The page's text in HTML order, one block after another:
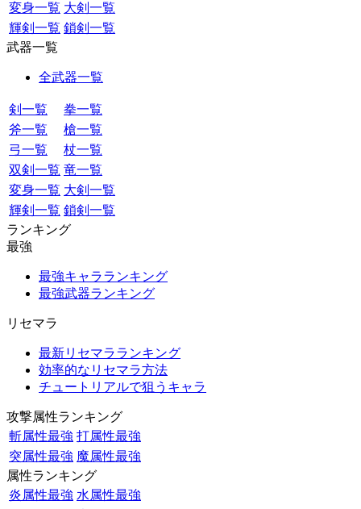
変身一覧 大剣一覧
輝剣一覧 鎖剣一覧
武器一覧
全武器一覧
剣一覧
拳一覧
斧一覧
槍一覧
弓一覧
杖一覧
双剣一覧 竜一覧
変身一覧 大剣一覧
輝剣一覧 鎖剣一覧
ランキング
最強
最強キャラランキング
最強武器ランキング
リセマラ
最新リセマラランキング
効率的なリセマラ方法
チュートリアルで狙うキャラ
攻撃属性ランキング
斬属性最強 打属性最強
突属性最強 魔属性最強
属性ランキング
炎属性最強 水属性最強